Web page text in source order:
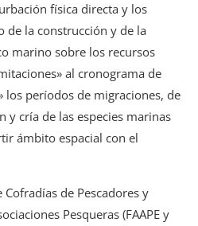
física directa y los
de la construcción y de la
marino sobre los recursos
al cronograma de
los períodos de migraciones, de
y cría de las especies marinas
ámbito espacial con el
de Pescadores y
Pesqueras (FAAPE y